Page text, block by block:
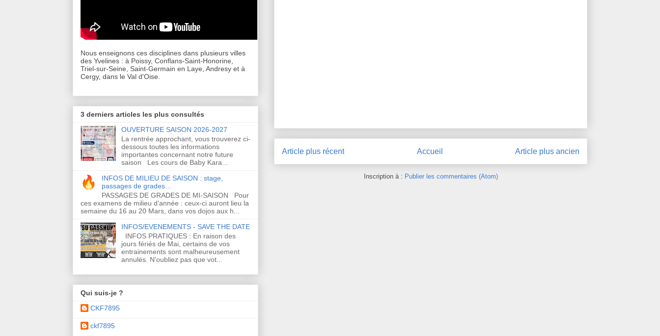
Article plus récent Article plus ancien
Accueil
Inscription à : Publier les commentaires (Atom)
Nous enseignons ces disciplines dans plusieurs villes
des Yvelines : à Poissy, Conflans-Saint-Honorine,
Triel-sur-Seine, Saint-Germain en Laye, Andresy et à
Cergy, dans le Val d'Oise.
3 derniers articles les plus consultés
OUVERTURE SAISON 2026-2027
La rentrée approchant, vous trouverez ci-
dessous toutes les informations
importantes concernant notre future
saison Les cours de Baby Kara...
INFOS DE MILIEU DE SAISON : stage,
passages de grades…
PASSAGES DE GRADES DE MI-SAISON Pour
ces examens de milieu d’année : ceux-ci auront lieu la
semaine du 16 au 20 Mars, dans vos dojos aux h...
INFOS/EVENEMENTS - SAVE THE DATE
INFOS PRATIQUES : En raison des
jours fériés de Mai, certains de vos
entrainements sont malheureusement
annulés. N'oubliez pas que vot...
Qui suis-je ?
CKF7895
ckf7895